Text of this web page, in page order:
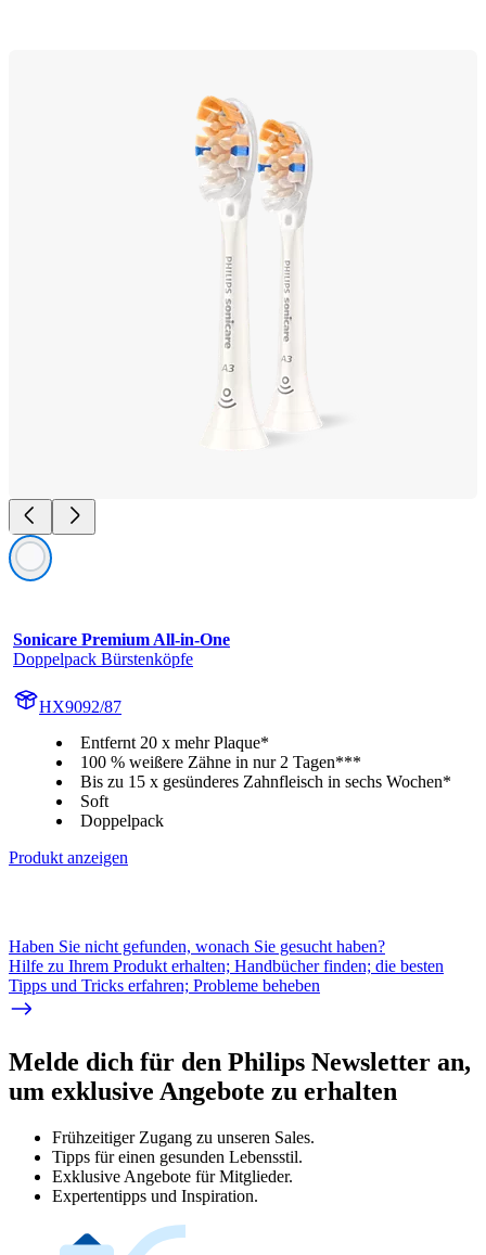
Sonicare Premium All-in-One
Doppelpack Bürstenköpfe
HX9092/87
Entfernt 20 x mehr Plaque*
100 % weißere Zähne in nur 2 Tagen***
Bis zu 15 x gesünderes Zahnfleisch in sechs Wochen*
Soft
Doppelpack
Produkt anzeigen
Haben Sie nicht gefunden, wonach Sie gesucht haben?
Hilfe zu Ihrem Produkt erhalten; Handbücher finden; die besten
Tipps und Tricks erfahren; Probleme beheben
Melde dich für den Philips Newsletter an,
um exklusive Angebote zu erhalten
Frühzeitiger Zugang zu unseren Sales.
Tipps für einen gesunden Lebensstil.
Exklusive Angebote für Mitglieder.
Expertentipps und Inspiration.